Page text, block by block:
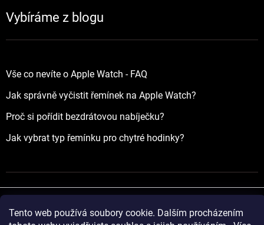
Tento web používá soubory cookie. Dalším procházením
Vybíráme z blogu
Vše co nevíte o Apple Watch - FAQ
Jak správně vyčistit řemínek na Apple Watch?
Proč si pořídit bezdrátovou nabíječku?
Jak vybrat typ řemínku pro chytré hodinky?
Vytvořil Shoptet